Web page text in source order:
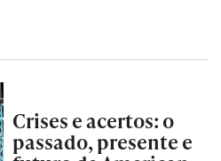
Crises e acertos: o
passado, presente e